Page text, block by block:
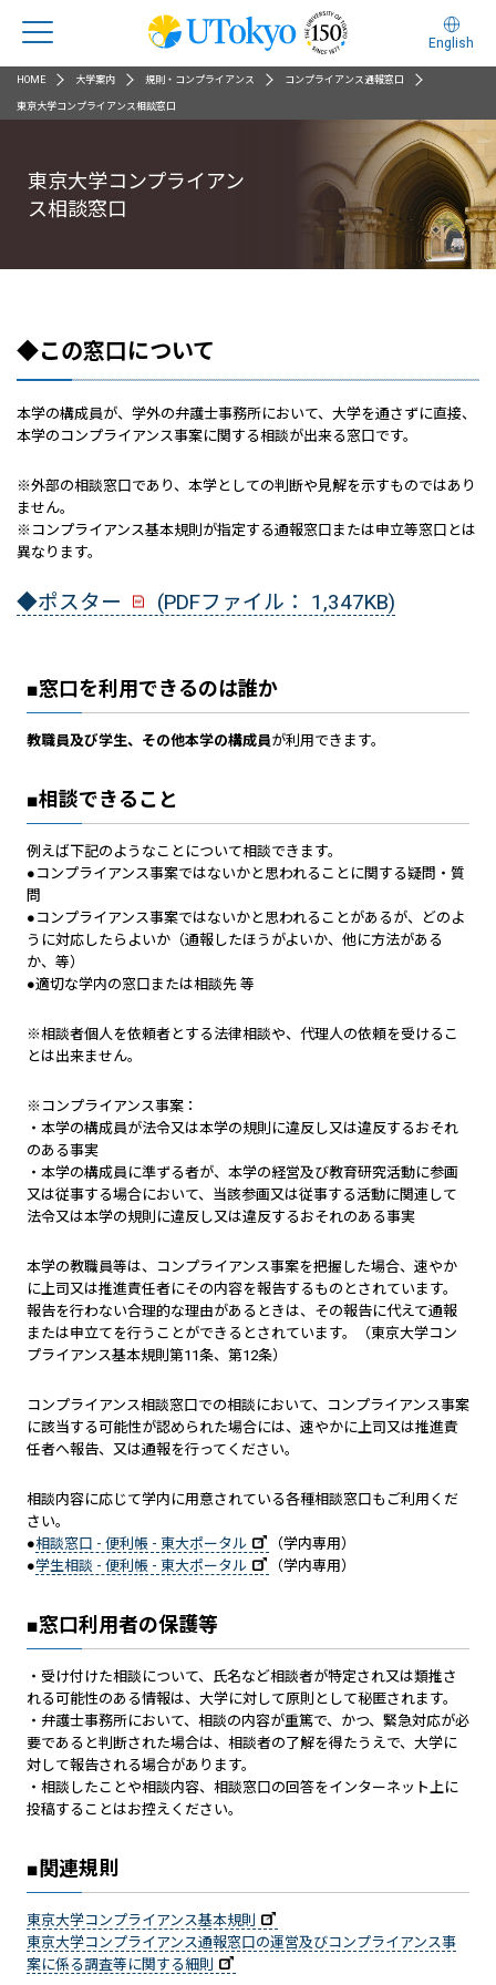
English
HOME 大学案内 規則・コンプライアンス コンプライアンス通報窓口
東京大学コンプライアンス相談窓口
東京大学コンプライアン
ス相談窓口
◆この窓口について
本学の構成員が、学外の弁護士事務所において、大学を通さずに直接、
本学のコンプライアンス事案に関する相談が出来る窓口です。
※外部の相談窓口であり、本学としての判断や見解を示すものではあり
ません。
※コンプライアンス基本規則が指定する通報窓口または申立等窓口とは
異なります。
◆ポスター (PDFファイル： 1,347KB)
■窓口を利用できるのは誰か
教職員及び学生、その他本学の構成員が利用できます。
■相談できること
例えば下記のようなことについて相談できます。
●コンプライアンス事案ではないかと思われることに関する疑問・質
問
●コンプライアンス事案ではないかと思われることがあるが、どのよ
うに対応したらよいか（通報したほうがよいか、他に方法がある
か、等）
●適切な学内の窓口または相談先 等
※相談者個人を依頼者とする法律相談や、代理人の依頼を受けるこ
とは出来ません。
※コンプライアンス事案：
・本学の構成員が法令又は本学の規則に違反し又は違反するおそれ
のある事実
・本学の構成員に準ずる者が、本学の経営及び教育研究活動に参画
又は従事する場合において、当該参画又は従事する活動に関連して
法令又は本学の規則に違反し又は違反するおそれのある事実
本学の教職員等は、コンプライアンス事案を把握した場合、速やか
に上司又は推進責任者にその内容を報告するものとされています。
報告を行わない合理的な理由があるときは、その報告に代えて通報
または申立てを行うことができるとされています。（東京大学コン
プライアンス基本規則第11条、第12条）
コンプライアンス相談窓口での相談において、コンプライアンス事案
に該当する可能性が認められた場合には、速やかに上司又は推進責
任者へ報告、又は通報を行ってください。
相談内容に応じて学内に用意されている各種相談窓口もご利用くだ
さい。
●相談窓口 - 便利帳 - 東大ポータル
（学内専用）
●学生相談 - 便利帳 - 東大ポータル （学内専用）
■窓口利用者の保護等
・受け付けた相談について、氏名など相談者が特定され又は類推さ
れる可能性のある情報は、大学に対して原則として秘匿されます。
・弁護士事務所において、相談の内容が重篤で、かつ、緊急対応が必
要であると判断された場合は、相談者の了解を得たうえで、大学に
対して報告される場合があります。
・相談したことや相談内容、相談窓口の回答をインターネット上に
投稿することはお控えください。
■関連規則
東京大学コンプライアンス基本規則
東京大学コンプライアンス通報窓口の運営及びコンプライアンス事
案に係る調査等に関する細則